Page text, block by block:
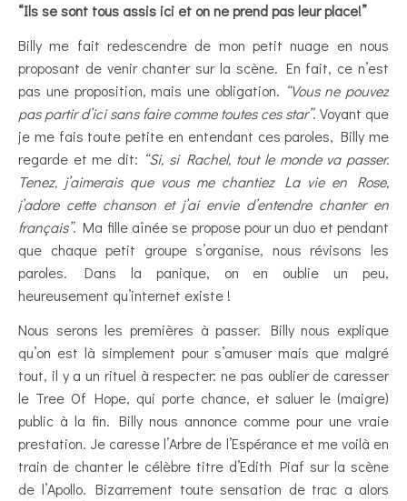
“Ils se sont tous assis ici et on ne prend pas leur place!”
Billy me fait redescendre de mon petit nuage en nous
proposant de venir chanter sur la scène. En fait, ce n’est
pas une proposition, mais une obligation. “Vous ne pouvez
pas partir d’ici sans faire comme toutes ces star”. Voyant que
je me fais toute petite en entendant ces paroles, Billy me
regarde et me dit: “Si, si Rachel, tout le monde va passer.
Tenez, j’aimerais que vous me chantiez La vie en Rose,
j’adore cette chanson et j’ai envie d’entendre chanter en
français”. Ma fille aînée se propose pour un duo et pendant
que chaque petit groupe s’organise, nous révisons les
paroles. Dans la panique, on en oublie un peu,
heureusement qu’internet existe !
Nous serons les premières à passer. Billy nous explique
qu’on est là simplement pour s’amuser mais que malgré
tout, il y a un rituel à respecter: ne pas oublier de caresser
le Tree Of Hope, qui porte chance, et saluer le (maigre)
public à la fin. Billy nous annonce comme pour une vraie
prestation. Je caresse l’Arbre de l’Espérance et me voilà en
train de chanter le célèbre titre d’Edith Piaf sur la scène
de l’Apollo. Bizarrement toute sensation de trac a alors